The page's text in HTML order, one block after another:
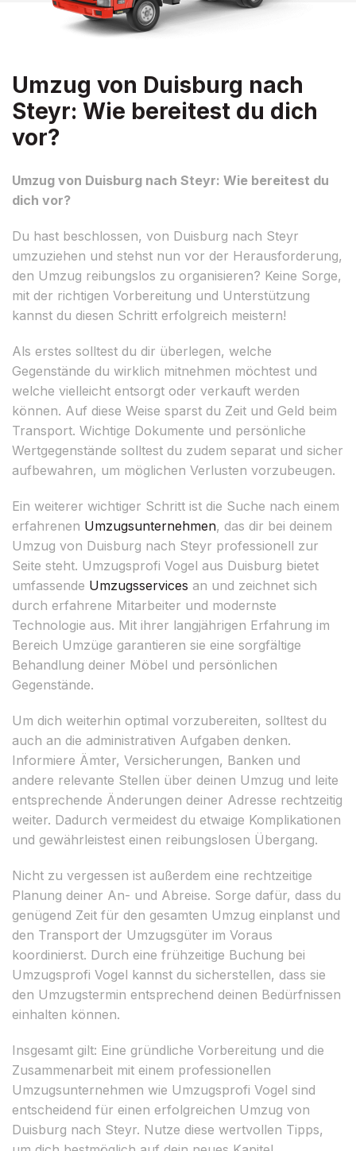
Umzug von Duisburg nach
Steyr: Wie bereitest du dich
vor?
Umzug von Duisburg nach Steyr: Wie bereitest du
dich vor?
Du hast beschlossen, von Duisburg nach Steyr
umzuziehen und stehst nun vor der Herausforderung,
den Umzug reibungslos zu organisieren? Keine Sorge,
mit der richtigen Vorbereitung und Unterstützung
kannst du diesen Schritt erfolgreich meistern!
Als erstes solltest du dir überlegen, welche
Gegenstände du wirklich mitnehmen möchtest und
welche vielleicht entsorgt oder verkauft werden
können. Auf diese Weise sparst du Zeit und Geld beim
Transport. Wichtige Dokumente und persönliche
Wertgegenstände solltest du zudem separat und sicher
aufbewahren, um möglichen Verlusten vorzubeugen.
Ein weiterer wichtiger Schritt ist die Suche nach einem
erfahrenen Umzugsunternehmen, das dir bei deinem
Umzug von Duisburg nach Steyr professionell zur
Seite steht. Umzugsprofi Vogel aus Duisburg bietet
umfassende Umzugsservices an und zeichnet sich
durch erfahrene Mitarbeiter und modernste
Technologie aus. Mit ihrer langjährigen Erfahrung im
Bereich Umzüge garantieren sie eine sorgfältige
Behandlung deiner Möbel und persönlichen
Gegenstände.
Um dich weiterhin optimal vorzubereiten, solltest du
auch an die administrativen Aufgaben denken.
Informiere Ämter, Versicherungen, Banken und
andere relevante Stellen über deinen Umzug und leite
entsprechende Änderungen deiner Adresse rechtzeitig
weiter. Dadurch vermeidest du etwaige Komplikationen
und gewährleistest einen reibungslosen Übergang.
Nicht zu vergessen ist außerdem eine rechtzeitige
Planung deiner An- und Abreise. Sorge dafür, dass du
genügend Zeit für den gesamten Umzug einplanst und
den Transport der Umzugsgüter im Voraus
koordinierst. Durch eine frühzeitige Buchung bei
Umzugsprofi Vogel kannst du sicherstellen, dass sie
den Umzugstermin entsprechend deinen Bedürfnissen
einhalten können.
Insgesamt gilt: Eine gründliche Vorbereitung und die
Zusammenarbeit mit einem professionellen
Umzugsunternehmen wie Umzugsprofi Vogel sind
entscheidend für einen erfolgreichen Umzug von
Duisburg nach Steyr. Nutze diese wertvollen Tipps,